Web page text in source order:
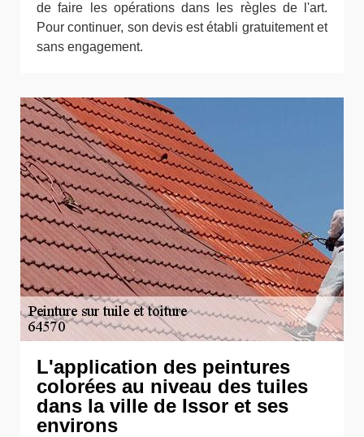
de faire les opérations dans les règles de l'art.
Pour continuer, son devis est établi gratuitement et
sans engagement.
L'application des peintures
colorées au niveau des tuiles
dans la ville de Issor et ses
environs